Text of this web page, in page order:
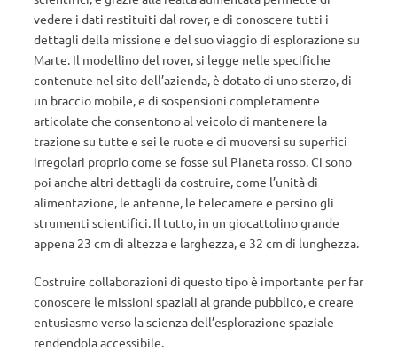
vedere i dati restituiti dal rover, e di conoscere tutti i
dettagli della missione e del suo viaggio di esplorazione su
Marte. Il modellino del rover, si legge nelle specifiche
contenute nel sito dell’azienda, è dotato di uno sterzo, di
un braccio mobile, e di sospensioni completamente
articolate che consentono al veicolo di mantenere la
trazione su tutte e sei le ruote e di muoversi su superfici
irregolari proprio come se fosse sul Pianeta rosso. Ci sono
poi anche altri dettagli da costruire, come l’unità di
alimentazione, le antenne, le telecamere e persino gli
strumenti scientifici. Il tutto, in un giocattolino grande
appena 23 cm di altezza e larghezza, e 32 cm di lunghezza.
Costruire collaborazioni di questo tipo è importante per far
conoscere le missioni spaziali al grande pubblico, e creare
entusiasmo verso la scienza dell’esplorazione spaziale
rendendola accessibile.